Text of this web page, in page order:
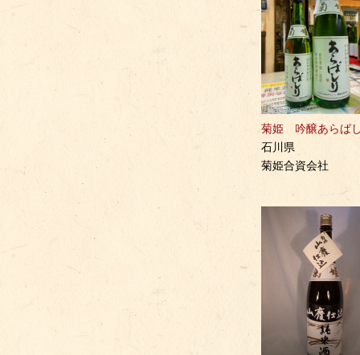
菊姫 吟醸あらば
石川県
菊姫合資会社